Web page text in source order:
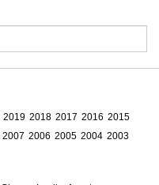
2019 2018 2017 2016 2015
2007 2006 2005 2004 2003